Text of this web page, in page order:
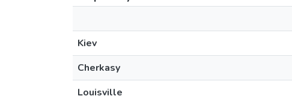
Kiev
Cherkasy
Louisville